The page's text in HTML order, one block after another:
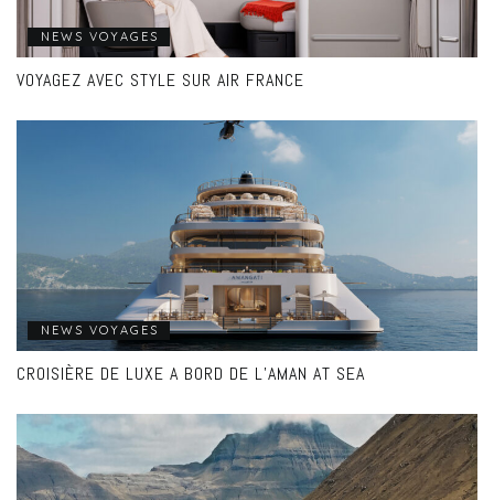
NEWS VOYAGES
VOYAGEZ AVEC STYLE SUR AIR FRANCE
NEWS VOYAGES
CROISIÈRE DE LUXE A BORD DE L’AMAN AT SEA